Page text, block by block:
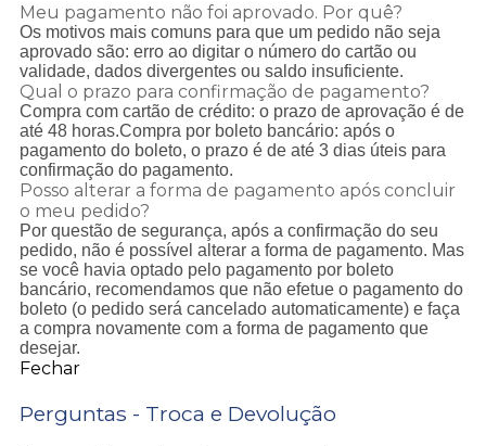
Meu pagamento não foi aprovado. Por quê?
Os motivos mais comuns para que um pedido não seja
aprovado são: erro ao digitar o número do cartão ou
validade, dados divergentes ou saldo insuficiente.
Qual o prazo para confirmação de pagamento?
Compra com cartão de crédito: o prazo de aprovação é de
até 48 horas.Compra por boleto bancário: após o
pagamento do boleto, o prazo é de até 3 dias úteis para
confirmação do pagamento.
Posso alterar a forma de pagamento após concluir
o meu pedido?
Por questão de segurança, após a confirmação do seu
pedido, não é possível alterar a forma de pagamento. Mas
se você havia optado pelo pagamento por boleto
bancário, recomendamos que não efetue o pagamento do
boleto (o pedido será cancelado automaticamente) e faça
a compra novamente com a forma de pagamento que
desejar.
Fechar
Perguntas - Troca e Devolução